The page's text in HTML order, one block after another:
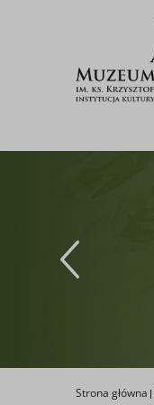
Strona główna